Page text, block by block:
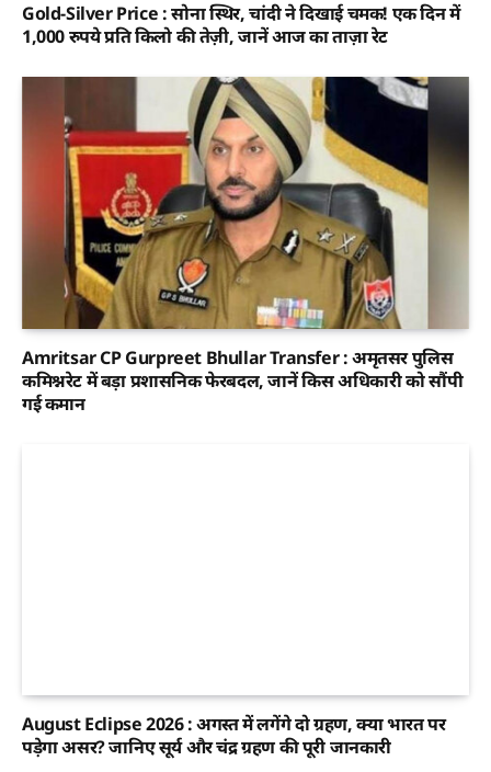
Gold-Silver Price : सोना स्थिर, चांदी ने दिखाई चमक! एक दिन में
1,000 रुपये प्रति किलो की तेज़ी, जानें आज का ताज़ा रेट
Amritsar CP Gurpreet Bhullar Transfer : अमृतसर पुलिस
कमिश्नरेट में बड़ा प्रशासनिक फेरबदल, जानें किस अधिकारी को सौंपी
गई कमान
August Eclipse 2026 : अगस्त में लगेंगे दो ग्रहण, क्या भारत पर
पड़ेगा असर? जानिए सूर्य और चंद्र ग्रहण की पूरी जानकारी